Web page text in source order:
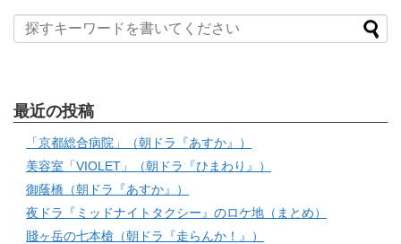
最近の投稿
「京都総合病院」（朝ドラ『あすか』）
美容室「VIOLET」（朝ドラ『ひまわり』）
御蔭橋（朝ドラ『あすか』）
夜ドラ『ミッドナイトタクシー』のロケ地（まとめ）
賤ヶ岳の七本槍（朝ドラ『走らんか！』）